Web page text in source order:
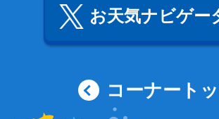
お天気ナビゲー
コーナート